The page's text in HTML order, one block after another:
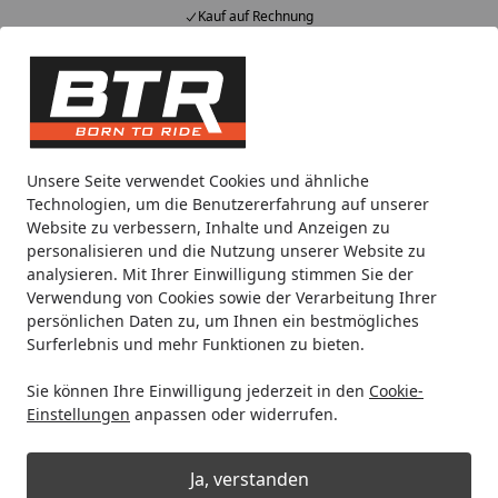
Unsere Seite verwendet Cookies und ähnliche
Technologien, um die Benutzererfahrung auf unserer
Website zu verbessern, Inhalte und Anzeigen zu
personalisieren und die Nutzung unserer Website zu
analysieren. Mit Ihrer Einwilligung stimmen Sie der
Verwendung von Cookies sowie der Verarbeitung Ihrer
persönlichen Daten zu, um Ihnen ein bestmögliches
Surferlebnis und mehr Funktionen zu bieten.
Sie können Ihre Einwilligung jederzeit in den Cookie-
Einstellungen anpassen oder widerrufen.
Ja, verstanden
Kauf auf Rechnung
Alle Produkte
Mein Konto
Suchen
Noch 1 Tag und 15 Stunden
Spare bis zu 35% auf EVOLIFT® Zentralständer
von BTR!
Startseite
Spec-X Befestigungsmaterial
Spec X Befestigungsmaterial
Ihre Artikelübersicht
Kategorien